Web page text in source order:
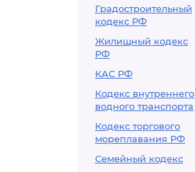
Градостроительный
кодекс РФ
Жилищный кодекс
РФ
КАС РФ
Кодекс внутреннего
водного транспорта
Кодекс торгового
мореплавания РФ
Семейный кодекс